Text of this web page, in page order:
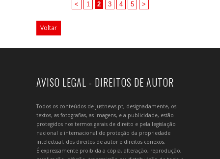
< 1 2 3 4 5 >
Voltar
AVISO LEGAL - DIREITOS DE AUTOR
Todos os conteúdos de justnews.pt, designadamente, os
textos, as fotografias, as imagens, e a publicidade, estão
protegidos nos termos gerais de direito e pela legislação
nacional e internacional de proteção da propriedade
intelectual, dos direitos de autor e direitos conexos.
É expressamente proibida a cópia, alteração, reprodução,